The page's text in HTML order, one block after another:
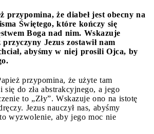
przypomina, że diabeł jest obecny na
Świętego, które kończy się
Boga nad nim. Wskazuje
przyczyny Jezus zostawił nam
abyśmy w niej prosili Ojca, by
przypomina, że użyte tam
się do zła abstrakcyjnego, a jego
to „Zły”. Wskazuje ono na istotę
Jezus nauczył nas, abyśmy
wyzwolenie, aby jego moc nie